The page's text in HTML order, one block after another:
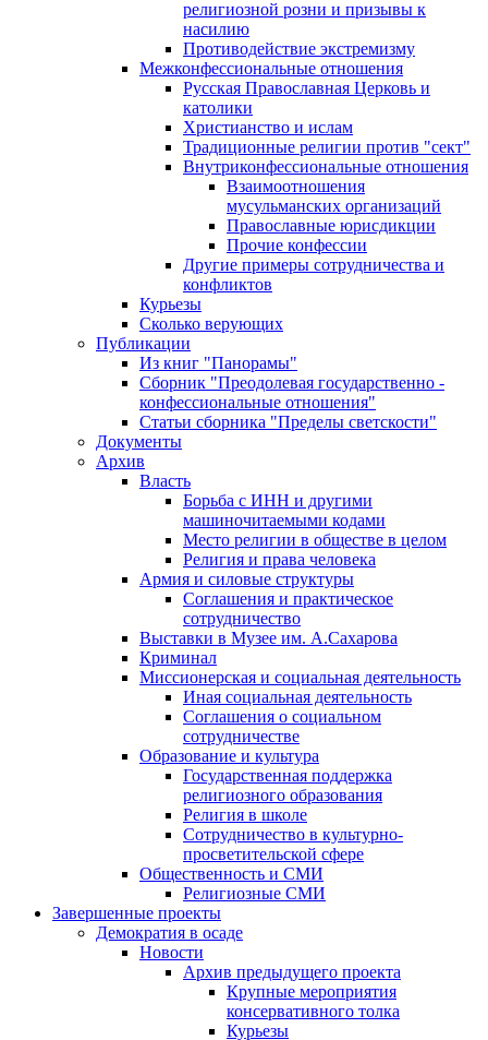
религиозной розни и призывы к
насилию
Противодействие экстремизму
Межконфессиональные отношения
Русская Православная Церковь и
католики
Христианство и ислам
Традиционные религии против "сект"
Внутриконфессиональные отношения
Взаимоотношения
мусульманских организаций
Православные юрисдикции
Прочие конфессии
Другие примеры сотрудничества и
конфликтов
Курьезы
Сколько верующих
Публикации
Из книг "Панорамы"
Сборник "Преодолевая государственно -
конфессиональные отношения"
Статьи сборника "Пределы светскости"
Документы
Архив
Власть
Борьба с ИНН и другими
машиночитаемыми кодами
Место религии в обществе в целом
Религия и права человека
Армия и силовые структуры
Соглашения и практическое
сотрудничество
Выставки в Музее им. А.Сахарова
Криминал
Миссионерская и социальная деятельность
Иная социальная деятельность
Соглашения о социальном
сотрудничестве
Образование и культура
Государственная поддержка
религиозного образования
Религия в школе
Сотрудничество в культурно-
просветительской сфере
Общественность и СМИ
Религиозные СМИ
Завершенные проекты
Демократия в осаде
Новости
Архив предыдущего проекта
Крупные мероприятия
консервативного толка
Курьезы